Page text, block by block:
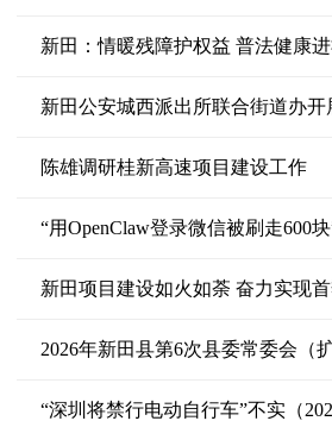
新田：情暖残障护权益 普法健康
新田公安城西派出所联合街道办
陈雄调研桂新高速项目建设工作
“用OpenClaw登录微信被刷走600块
新田项目建设如火如荼 奋力实现
2026年新田县第6次县委常委会（
“深圳将禁行电动自行车”不实（